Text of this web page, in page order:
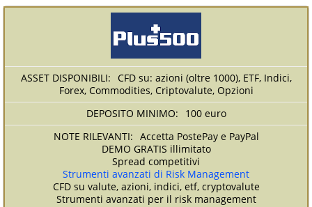
CFD su: azioni (oltre 1000), ETF, Indici,
Forex, Commodities, Criptovalute, Opzioni
100 euro
Accetta PostePay e PayPal
DEMO GRATIS illimitato
Spread competitivi
Strumenti avanzati di Risk Management
CFD su valute, azioni, indici, etf, cryptovalute
Strumenti avanzati per il risk management